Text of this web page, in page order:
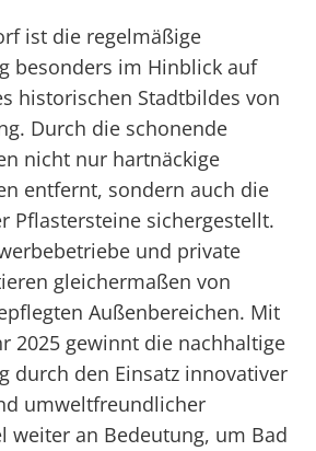
ist die regelmäßige
besonders im Hinblick auf
historischen Stadtbildes von
Durch die schonende
nicht nur hartnäckige
entfernt, sondern auch die
Pflastersteine sichergestellt.
und private
gleichermaßen von
Außenbereichen. Mit
2025 gewinnt die nachhaltige
durch den Einsatz innovativer
umweltfreundlicher
weiter an Bedeutung, um Bad